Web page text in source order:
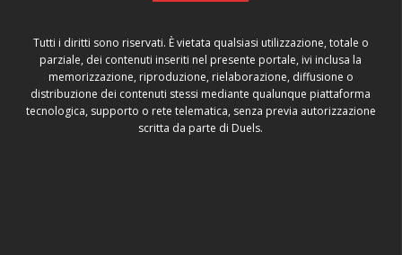
Tutti i diritti sono riservati. È vietata qualsiasi utilizzazione, totale o
parziale, dei contenuti inseriti nel presente portale, ivi inclusa la
memorizzazione, riproduzione, rielaborazione, diffusione o
distribuzione dei contenuti stessi mediante qualunque piattaforma
tecnologica, supporto o rete telematica, senza previa autorizzazione
scritta da parte di Duels.